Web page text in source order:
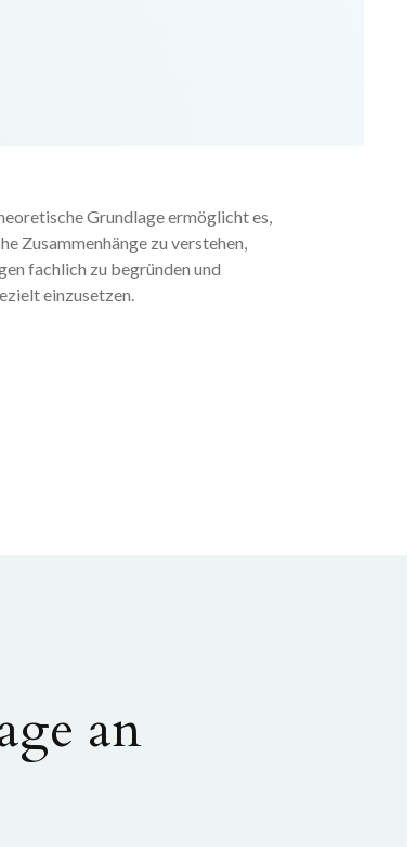
Grundlage ermöglicht es,
Zusammenhänge zu verstehen,
fachlich zu begründen und
einzusetzen.
an